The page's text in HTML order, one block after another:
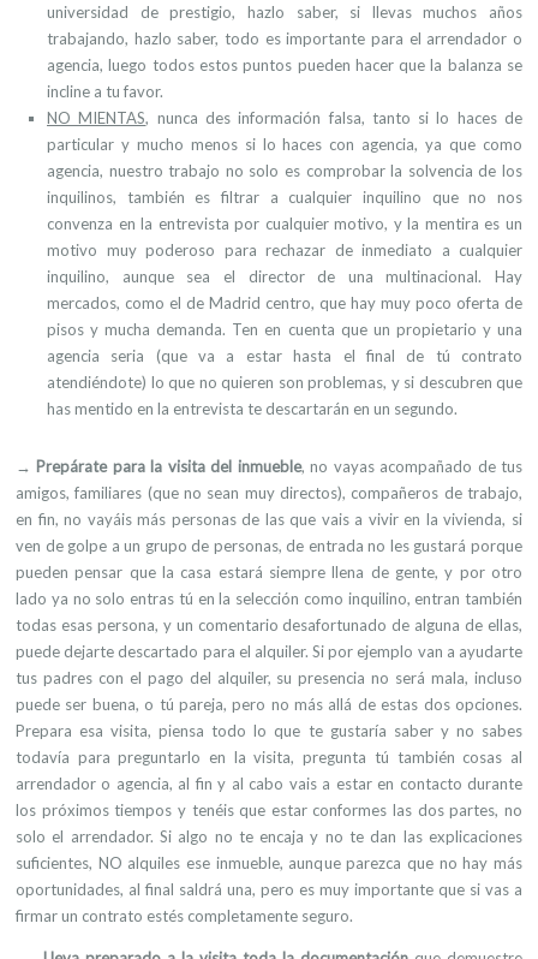
universidad de prestigio, hazlo saber, si llevas muchos años
trabajando, hazlo saber, todo es importante para el arrendador o
agencia, luego todos estos puntos pueden hacer que la balanza se
incline a tu favor.
NO MIENTAS, nunca des información falsa, tanto si lo haces de
particular y mucho menos si lo haces con agencia, ya que como
agencia, nuestro trabajo no solo es comprobar la solvencia de los
inquilinos, también es filtrar a cualquier inquilino que no nos
convenza en la entrevista por cualquier motivo, y la mentira es un
motivo muy poderoso para rechazar de inmediato a cualquier
inquilino, aunque sea el director de una multinacional. Hay
mercados, como el de Madrid centro, que hay muy poco oferta de
pisos y mucha demanda. Ten en cuenta que un propietario y una
agencia seria (que va a estar hasta el final de tú contrato
atendiéndote) lo que no quieren son problemas, y si descubren que
has mentido en la entrevista te descartarán en un segundo.
→ Prepárate para la visita del inmueble, no vayas acompañado de tus
amigos, familiares (que no sean muy directos), compañeros de trabajo,
en fin, no vayáis más personas de las que vais a vivir en la vivienda, si
ven de golpe a un grupo de personas, de entrada no les gustará porque
pueden pensar que la casa estará siempre llena de gente, y por otro
lado ya no solo entras tú en la selección como inquilino, entran también
todas esas persona, y un comentario desafortunado de alguna de ellas,
puede dejarte descartado para el alquiler. Si por ejemplo van a ayudarte
tus padres con el pago del alquiler, su presencia no será mala, incluso
puede ser buena, o tú pareja, pero no más allá de estas dos opciones.
Prepara esa visita, piensa todo lo que te gustaría saber y no sabes
todavía para preguntarlo en la visita, pregunta tú también cosas al
arrendador o agencia, al fin y al cabo vais a estar en contacto durante
los próximos tiempos y tenéis que estar conformes las dos partes, no
solo el arrendador. Si algo no te encaja y no te dan las explicaciones
suficientes, NO alquiles ese inmueble, aunque parezca que no hay más
oportunidades, al final saldrá una, pero es muy importante que si vas a
firmar un contrato estés completamente seguro.